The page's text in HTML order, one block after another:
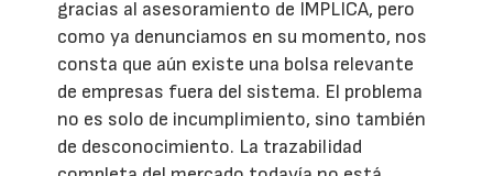
gracias al asesoramiento de IMPLICA, pero
como ya denunciamos en su momento, nos
consta que aún existe una bolsa relevante
de empresas fuera del sistema. El problema
no es solo de incumplimiento, sino también
de desconocimiento. La trazabilidad